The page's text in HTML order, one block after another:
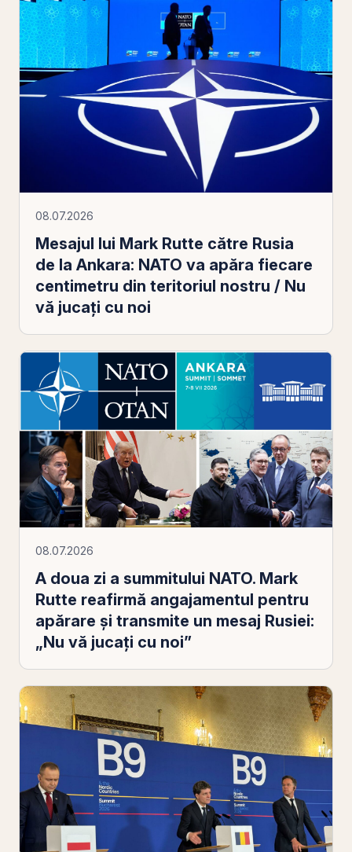
08.07.2026
Mesajul lui Mark Rutte către Rusia
de la Ankara: NATO va apăra fiecare
centimetru din teritoriul nostru / Nu
vă jucați cu noi
08.07.2026
A doua zi a summitului NATO. Mark
Rutte reafirmă angajamentul pentru
apărare și transmite un mesaj Rusiei:
„Nu vă jucați cu noi”